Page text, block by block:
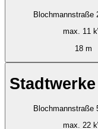
Blochmannstraße
max. 11
18 m
Blochmannstraße
max. 22